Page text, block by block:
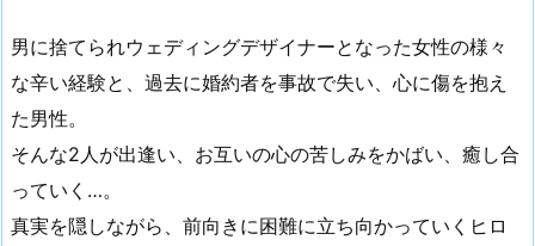
男に捨てられウェディングデザイナーとなった女性の様々
な辛い経験と、過去に婚約者を事故で失い、心に傷を抱え
た男性。
そんな2人が出逢い、お互いの心の苦しみをかばい、癒し合
っていく…。
真実を隠しながら、前向きに困難に立ち向かっていくヒロ